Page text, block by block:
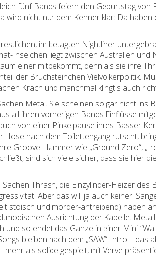
fünf Bands feiern den Geburtstag von
wird nicht nur dem Kenner klar: Da
im betagten Nightliner
Inselchen liegt zwischen Australien und
einer mitbekommt, denn als sie ihre
der Bruchsteinchen Vielvölkerpolitik.
Krach und manchmal klingt's auch
Metal. Sie scheinen so gar nicht ins
all ihren vorherigen Bands Einflüsse
von einer Pinkelpause ihres Basser
nach dem Toilettengang rutscht,
Groove-Hammer wie „Ground Zero“,
sind sich viele sicher, dass sie hier
Thrash, die Einzylinder-Heizer des
Aber das will ja auch keiner.
stoisch und mörder-antreibend) haben
Ausrichtung der Kapelle.
so endet das Ganze in einer Mini-
bleiben nach dem „SAW“-Intro – das
als solide gespielt, mit Verve